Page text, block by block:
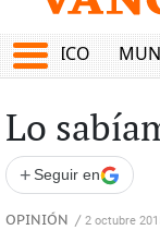
MÉXICO
Lo
+ Seguir en
OPINIÓN / 2 octubre